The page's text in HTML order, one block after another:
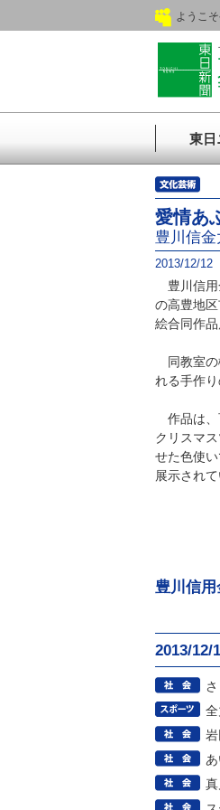
ようこ
東日
愛情あ
豊川信金
2013/12/12
豊川信用
の高豊地
絵合同作
同教室の
れる手作
作品は、
クリスマ
せた色使
展示されて
豊川信用
2013/12/